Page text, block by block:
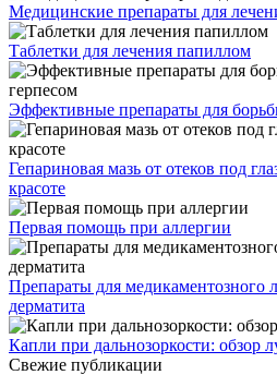
Медицинские препараты для
Таблетки для лечения папиллом
Эффективные препараты для
Гепариновая мазь от отеков под
красоте
Первая помощь при аллергии
Препараты для медикаментозного
дерматита
Капли при дальнозоркости: обзор
Свежие публикации